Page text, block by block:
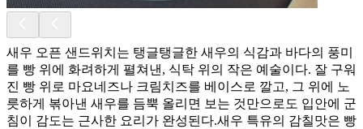
새우 오픈 샌드위치는 탱글탱글한 새우의 식감과 바다의 풍미
를 빵 위에 화려하게 펼쳐낸, 식탁 위의 작은 예술이다. 잘 구워
진 빵 위로 마요네즈나 크림치즈를 베이스로 깔고, 그 위에 노
릇하게 볶아낸 새우를 듬뿍 올리면 보는 것만으로도 입안에 군
침이 감도는 근사한 요리가 완성된다. ​새우 특유의 감칠맛은 빵